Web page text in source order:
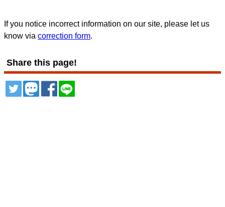
If you notice incorrect information on our site, please let us
know via correction form.
Share this page!
ツイートトゥート
シェア